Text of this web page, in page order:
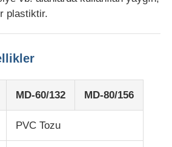
hattı
plastiktir.
MD-60/132 MD-80/156
PVC Tozu